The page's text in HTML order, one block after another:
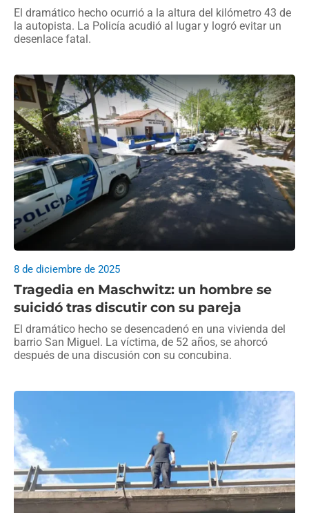
El dramático hecho ocurrió a la altura del kilómetro 43 de
la autopista. La Policía acudió al lugar y logró evitar un
desenlace fatal.
Tragedia en Maschwitz: un hombre se
suicidó tras discutir con su pareja
8 de diciembre de 2025
El dramático hecho se desencadenó en una vivienda del
barrio San Miguel. La víctima, de 52 años, se ahorcó
después de una discusión con su concubina.